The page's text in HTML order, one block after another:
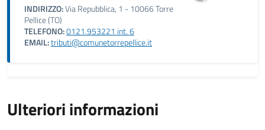
INDIRIZZO:Via Repubblica, 1 - 10066 Torre
Pellice (TO)
TELEFONO:0121.953221 int. 6
EMAIL:tributi@comunetorrepellice.it
Ulteriori informazioni